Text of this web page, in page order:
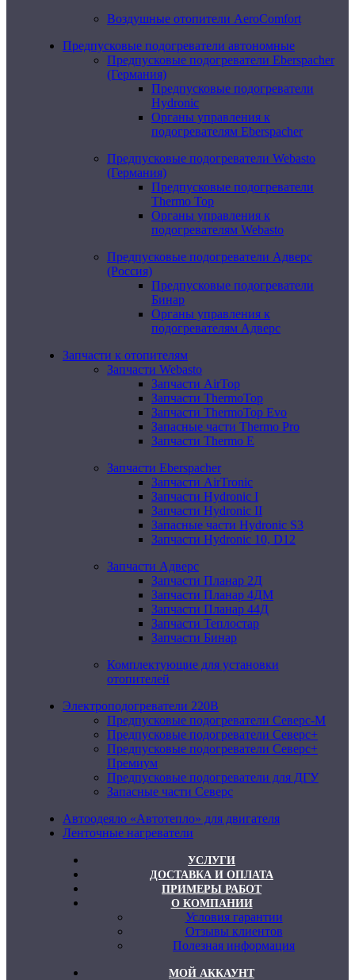
Воздушные отопители AeroComfort
Предпусковые подогреватели автономные
Предпусковые подогреватели Eberspacher
(Германия)
Предпусковые подогреватели
Hydronic
Органы управления к
подогревателям Eberspacher
Предпусковые подогреватели Webasto
(Германия)
Предпусковые подогреватели
Thermo Top
Органы управления к
подогревателям Webasto
Предпусковые подогреватели Адверс
(Россия)
Предпусковые подогреватели
Бинар
Органы управления к
подогревателям Адверс
Запчасти к отопителям
Запчасти Webasto
Запчасти AirTop
Запчасти ThermoTop
Запчасти ThermoTop Evo
Запасные части Thermo Pro
Запчасти Thermo E
Запчасти Eberspacher
Запчасти AirTronic
Запчасти Hydronic I
Запчасти Hydronic II
Запасные части Hydronic S3
Запчасти Hydronic 10, D12
Запчасти Адверс
Запчасти Планар 2Д
Запчасти Планар 4ДМ
Запчасти Планар 44Д
Запчасти Теплостар
Запчасти Бинар
Комплектующие для установки
отопителей
Электроподогреватели 220В
Предпусковые подогреватели Северс-М
Предпусковые подогреватели Северс+
Предпусковые подогреватели Северс+
Премиум
Предпусковые подогреватели для ДГУ
Запасные части Северс
Автоодеяло «Автотепло» для двигателя
Ленточные нагреватели
УСЛУГИ
ДОСТАВКА И ОПЛАТА
ПРИМЕРЫ РАБОТ
О КОМПАНИИ
Условия гарантии
Отзывы клиентов
Полезная информация
МОЙ АККАУНТ